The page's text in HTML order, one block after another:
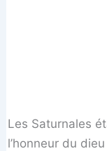
Les Saturnales
l’honneur du